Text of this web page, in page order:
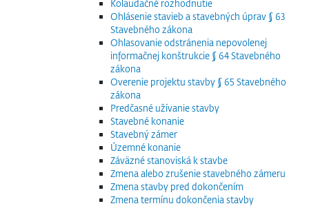
Kolaudačné rozhodnutie
Ohlásenie stavieb a stavebných úprav § 63
Stavebného zákona
Ohlasovanie odstránenia nepovolenej
informačnej konštrukcie § 64 Stavebného
zákona
Overenie projektu stavby § 65 Stavebného
zákona
Predčasné užívanie stavby
Stavebné konanie
Stavebný zámer
Územné konanie
Záväzné stanoviská k stavbe
Zmena alebo zrušenie stavebného zámeru
Zmena stavby pred dokončením
Zmena termínu dokončenia stavby